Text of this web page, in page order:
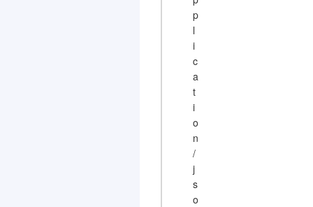
p
l
i
c
a
t
i
o
n
/
j
s
o